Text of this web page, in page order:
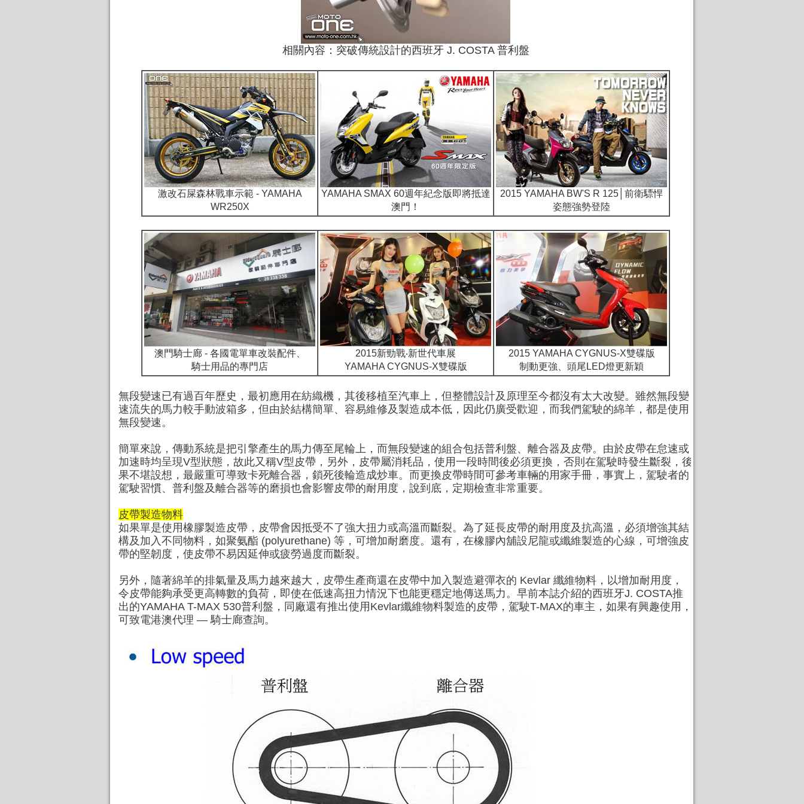
相關內容：突破傳統設計的西班牙 J. COSTA 普利盤
激改石屎森林戰車示範 - YAMAHA
WR250X
YAMAHA SMAX 60週年紀念版即將抵達
澳門！
2015 YAMAHA BW'S R 125│前衛驃悍
姿態強勢登陸
澳門騎士廊 - 各國電單車改裝配件、
騎士用品的專門店
2015新勁戰‧新世代車展
YAMAHA CYGNUS-X雙碟版
2015 YAMAHA CYGNUS-X雙碟版
制動更強、頭尾LED燈更新穎
無段變速已有過百年歷史，最初應用在紡織機，其後移植至汽車上，但整體設計及原理至今都沒有太大改變。雖然無段變
速流失的馬力較手動波箱多，但由於結構簡單、容易維修及製造成本低，因此仍廣受歡迎，而我們駕駛的綿羊，都是使用
無段變速。
簡單來說，傳動系統是把引擎產生的馬力傳至尾輪上，而無段變速的組合包括普利盤、離合器及皮帶。由於皮帶在怠速或
加速時均呈現V型狀態，故此又稱V型皮帶 ，另外，皮帶屬消耗品，使用一段時間後必須更換，否則在駕駛時發生斷裂，後
果不堪設想，最嚴重可導致卡死離合器，鎖死後輪造成炒車。而更換皮帶時間可參考車輛的用家手冊，事實上，駕駛者的
駕駛習慣、普利盤及離合器等的磨損也會影響皮帶的耐用度，說到底，定期檢查非常重要。
皮帶製造物料
如果單是使用橡膠製造皮帶，皮帶會因抵受不了強大扭力或高溫而斷裂。為了延長皮帶的耐用度及抗高溫，必須增強其結
構及加入不同物料， 如聚氨酯 (polyurethane) 等，可增加耐磨度。還有，在橡膠內舖設尼龍或纖維製造的心線，可增強皮
帶的堅韌度，使皮帶不易因延伸或疲勞過度而斷裂。
另外，隨著綿羊的排氣量及馬力越來越大， 皮帶生產商還在皮帶中加入 製造避彈衣的 Kevlar 纖維物料 ，以增加耐用度，
令皮帶能夠承受更高轉數的負荷 ，即使在低速高扭力情況下也能更穩定地傳送馬力。早前本誌介紹的西班牙J. COSTA推
出的YAMAHA T-MAX 530普利盤，同廠還有推出使用Kevlar纖維物料製造的皮帶，駕駛T-MAX的車主，如果有興趣使用，
可致電港澳代理 — 騎士廊查詢。